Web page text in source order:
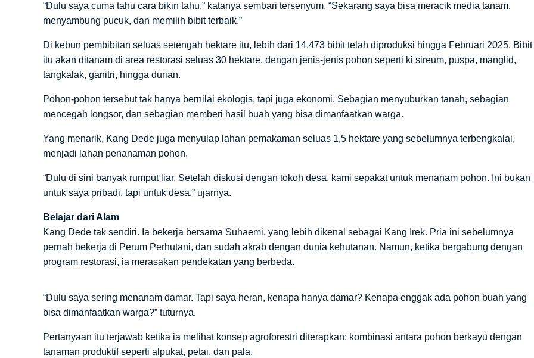
“Dulu saya cuma tahu cara bikin tahu,” katanya sembari tersenyum. “Sekarang saya bisa meracik media tanam,
menyambung pucuk, dan memilih bibit terbaik.”
Di kebun pembibitan seluas setengah hektare itu, lebih dari 14.473 bibit telah diproduksi hingga Februari 2025. Bibit
itu akan ditanam di area restorasi seluas 30 hektare, dengan jenis-jenis pohon seperti ki sireum, puspa, manglid,
tangkalak, ganitri, hingga durian.
Pohon-pohon tersebut tak hanya bernilai ekologis, tapi juga ekonomi. Sebagian menyuburkan tanah, sebagian
mencegah longsor, dan sebagian memberi hasil buah yang bisa dimanfaatkan warga.
Yang menarik, Kang Dede juga menyulap lahan pemakaman seluas 1,5 hektare yang sebelumnya terbengkalai,
menjadi lahan penanaman pohon.
“Dulu di sini banyak rumput liar. Setelah diskusi dengan tokoh desa, kami sepakat untuk menanam pohon. Ini bukan
untuk saya pribadi, tapi untuk desa,” ujarnya.
Belajar dari Alam
Kang Dede tak sendiri. Ia bekerja bersama Suhaemi, yang lebih dikenal sebagai Kang Irek. Pria ini sebelumnya
pernah bekerja di Perum Perhutani, dan sudah akrab dengan dunia kehutanan. Namun, ketika bergabung dengan
program restorasi, ia merasakan pendekatan yang berbeda.
“Dulu saya sering menanam damar. Tapi saya heran, kenapa hanya damar? Kenapa enggak ada pohon buah yang
bisa dimanfaatkan warga?” tuturnya.
Pertanyaan itu terjawab ketika ia melihat konsep agroforestri diterapkan: kombinasi antara pohon berkayu dengan
tanaman produktif seperti alpukat, petai, dan pala.